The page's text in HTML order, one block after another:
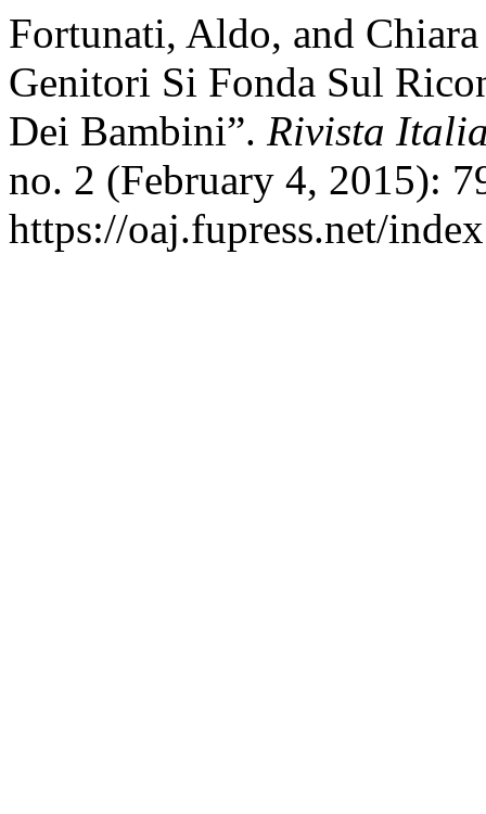
Fortunati, Aldo, and
Genitori Si Fonda Sul
Dei Bambini”. Rivista
no. 2 (February 4, 2015):
https://oaj.fupress.net/